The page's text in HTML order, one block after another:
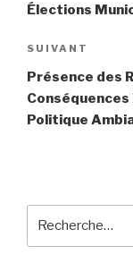
Élections
Article
suivant
SUIVANT
Présence des
Politique